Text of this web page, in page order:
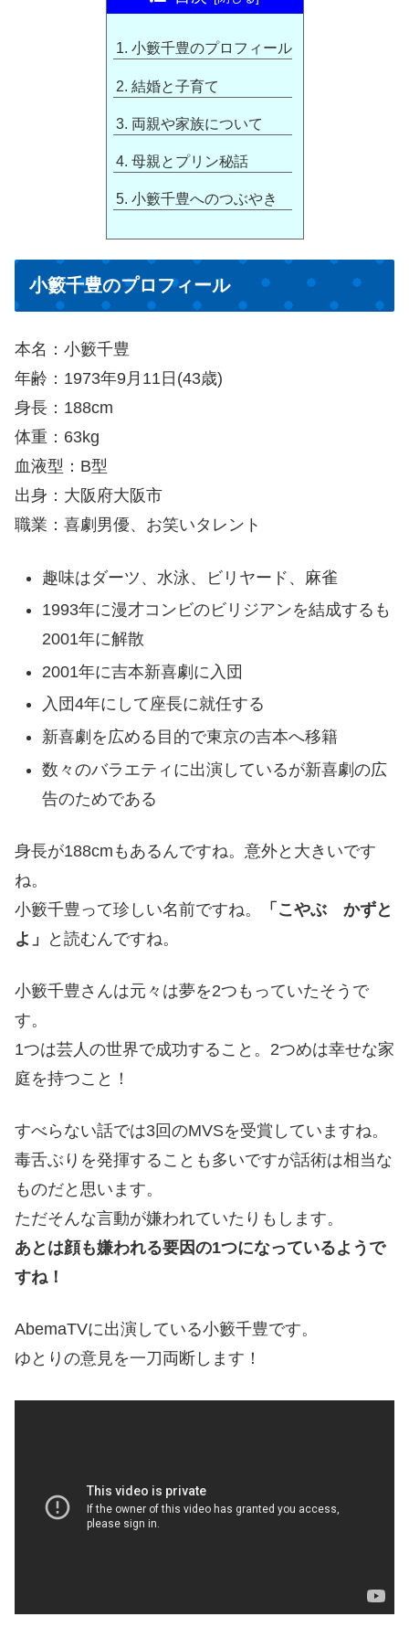
小籔千豊のプロフィール
結婚と子育て
両親や家族について
母親とプリン秘話
小籔千豊へのつぶやき
小籔千豊のプロフィール
本名：小籔千豊
年齢：1973年9月11日(43歳)
身長：188cm
体重：63kg
血液型：B型
出身：大阪府大阪市
職業：喜劇男優、お笑いタレント
趣味はダーツ、水泳、ビリヤード、麻雀
1993年に漫才コンビのビリジアンを結成するも
2001年に解散
2001年に吉本新喜劇に入団
入団4年にして座長に就任する
新喜劇を広める目的で東京の吉本へ移籍
数々のバラエティに出演しているが新喜劇の広
告のためである
身長が188cmもあるんですね。意外と大きいです
ね。
小籔千豊って珍しい名前ですね。
「こやぶ かずと
よ」
と読むんですね。
小籔千豊さんは元々は夢を2つもっていたそうで
す。
1つは芸人の世界で成功すること。2つめは幸せな家
庭を持つこと！
すべらない話では3回のMVSを受賞していますね。
毒舌ぶりを発揮することも多いですが話術は相当な
ものだと思います。
ただそんな言動が嫌われていたりもします。
あとは顔も嫌われる要因の1つになっているようで
すね！
AbemaTVに出演している小籔千豊です。
ゆとりの意見を一刀両断します！